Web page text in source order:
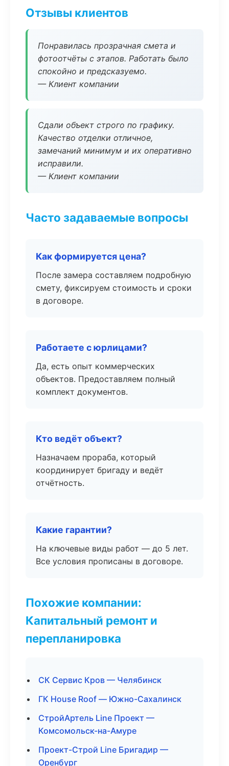
Отзывы клиентов
Понравилась прозрачная смета и
фотоотчёты с этапов. Работать было
спокойно и предсказуемо.
— Клиент компании
Сдали объект строго по графику.
Качество отделки отличное,
замечаний минимум и их оперативно
исправили.
— Клиент компании
Часто задаваемые вопросы
Как формируется цена?
После замера составляем подробную
смету, фиксируем стоимость и сроки
в договоре.
Работаете с юрлицами?
Да, есть опыт коммерческих
объектов. Предоставляем полный
комплект документов.
Кто ведёт объект?
Назначаем прораба, который
координирует бригаду и ведёт
отчётность.
Какие гарантии?
На ключевые виды работ — до 5 лет.
Все условия прописаны в договоре.
Похожие компании:
Капитальный ремонт и
перепланировка
СК Сервис Кров — Челябинск
ГК House Roof — Южно-Сахалинск
СтройАртель Line Проект —
Комсомольск-на-Амуре
Проект-Строй Line Бригадир —
Оренбург